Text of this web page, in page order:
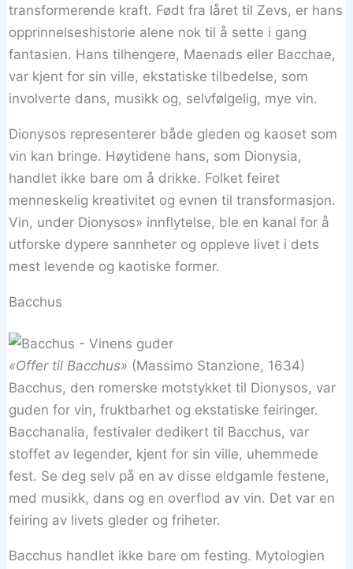
transformerende kraft. Født fra låret til Zevs, er hans
opprinnelseshistorie alene nok til å sette i gang
fantasien. Hans tilhengere, Maenads eller Bacchae,
var kjent for sin ville, ekstatiske tilbedelse, som
involverte dans, musikk og, selvfølgelig, mye vin.
Dionysos representerer både gleden og kaoset som
vin kan bringe. Høytidene hans, som Dionysia,
handlet ikke bare om å drikke. Folket feiret
menneskelig kreativitet og evnen til transformasjon.
Vin, under Dionysos» innflytelse, ble en kanal for å
utforske dypere sannheter og oppleve livet i dets
mest levende og kaotiske former.
Bacchus
«Offer til Bacchus» (Massimo Stanzione, 1634)
Bacchus, den romerske motstykket til Dionysos, var
guden for vin, fruktbarhet og ekstatiske feiringer.
Bacchanalia, festivaler dedikert til Bacchus, var
stoffet av legender, kjent for sin ville, uhemmede
fest. Se deg selv på en av disse eldgamle festene,
med musikk, dans og en overflod av vin. Det var en
feiring av livets gleder og friheter.
Bacchus handlet ikke bare om festing. Mytologien